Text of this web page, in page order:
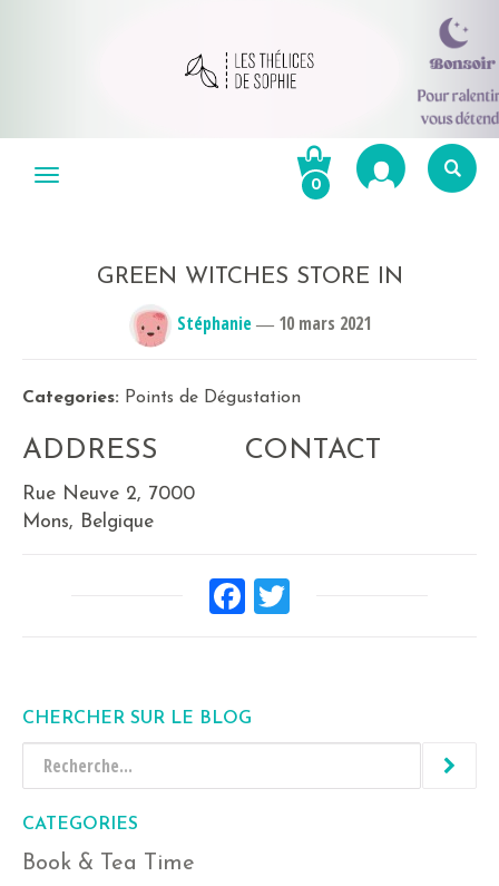
Menu 0
GREEN WITCHES STORE IN
Stéphanie― 10 mars 2021
Categories: Points de Dégustation
ADDRESS
Rue Neuve 2, 7000
Mons, Belgique
CONTACT
Facebook
CHERCHER SUR LE BLOG
CATEGORIES
Book & Tea Time